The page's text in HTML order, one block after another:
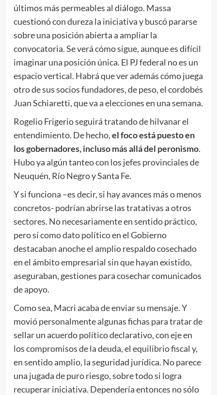
últimos más permeables al diálogo. Massa
cuestionó con dureza la iniciativa y buscó pararse
sobre una posición abierta a ampliar la
convocatoria. Se verá cómo sigue, aunque es difícil
imaginar una posición única. El PJ federal no es un
espacio vertical. Habrá que ver además cómo juega
otro de sus socios fundadores, de peso, el cordobés
Juan Schiaretti, que va a elecciones en una semana.
Rogelio Frigerio seguirá tratando de hilvanar el
entendimiento. De hecho,el foco está puesto en
los gobernadores, incluso más allá del peronismo.
Hubo ya algún tanteo con los jefes provinciales de
Neuquén, Río Negro y Santa Fe.
Y si funciona –es decir, si hay avances más o menos
concretos- podrían abrirse las tratativas a otros
sectores. No necesariamente en sentido práctico,
pero sí como dato político en el Gobierno
destacaban anoche el amplio respaldo cosechado
en el ámbito empresarial sin que hayan existido,
aseguraban, gestiones para cosechar comunicados
de apoyo.
Como sea, Macri acaba de enviar su mensaje. Y
movió personalmente algunas fichas para tratar de
sellar un acuerdo político declarativo, con eje en
los compromisos de la deuda, el equilibrio fiscal y,
en sentido amplio, la seguridad jurídica. No parece
una jugada de puro riesgo, sobre todo si logra
recuperar iniciativa. Dependería entonces no sólo